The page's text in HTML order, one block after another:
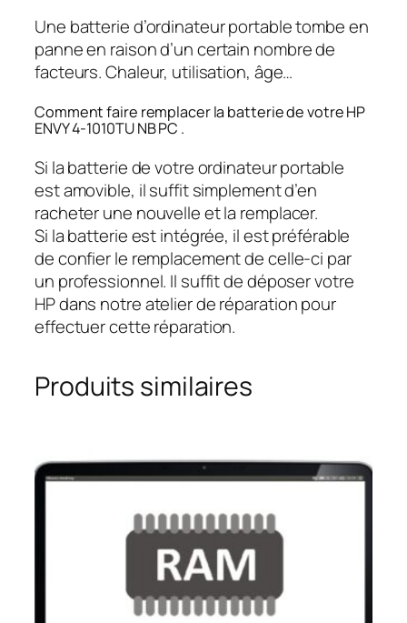
Une batterie d’ordinateur portable tombe en
panne en raison d’un certain nombre de
facteurs. Chaleur, utilisation, âge…
Comment faire remplacer la batterie de votre HP
ENVY 4-1010TU NB PC .
Si la batterie de votre ordinateur portable
est amovible, il suffit simplement d’en
racheter une nouvelle et la remplacer.
Si la batterie est intégrée, il est préférable
de confier le remplacement de celle-ci par
un professionnel. Il suffit de déposer votre
HP dans notre atelier de réparation pour
effectuer cette réparation.
Produits similaires